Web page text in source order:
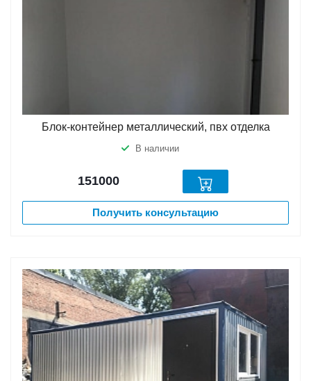
Блок-контейнер металлический, пвх отделка
В наличии
151000
Получить консультацию